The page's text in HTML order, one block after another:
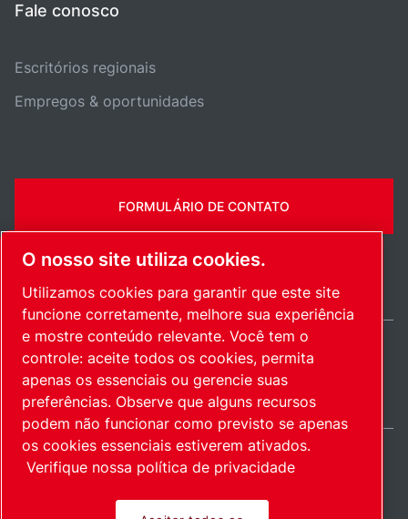
Fale conosco
Escritórios regionais
Empregos & oportunidades
FORMULÁRIO DE CONTATO
Mapa do siteGerenciar cookies© 2026 Direitos autorais.
Brazil / PT
O nosso site utiliza cookies.
Utilizamos cookies para garantir que este site
funcione corretamente, melhore sua experiência
e mostre conteúdo relevante. Você tem o
controle: aceite todos os cookies, permita
apenas os essenciais ou gerencie suas
preferências. Observe que alguns recursos
podem não funcionar como previsto se apenas
os cookies essenciais estiverem ativados.
Verifique nossa política de privacidade